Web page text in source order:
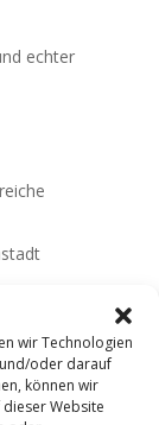
wir Technologien
oder darauf
können wir
Website
echter
|